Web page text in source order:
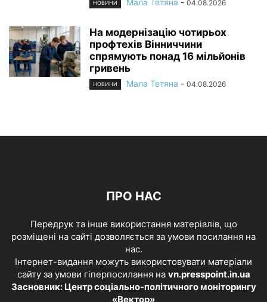
НОВИНИ 04.08.2026
На модернізацію чотирьох
профтехів Вінниччини
спрямують понад 16 мільйонів
гривень
НОВИНИ Мала Тетяна - 04.08.2026
ПРО НАС
Передрук та інше використання матеріалів, що
розміщені на сайті дозволяється за умови посилання на
нас.
Інтернет-видання можуть використовувати матеріали
сайту за умови гіперпосилання на vn.presspoint.in.ua
Засновник: Центр соціально-політичного моніторингу
«Вектор»